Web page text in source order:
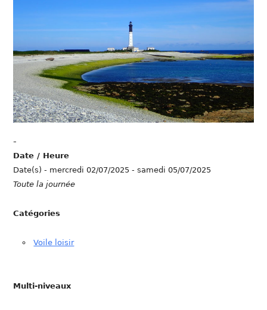
-
Date / Heure
Date(s) - mercredi 02/07/2025 - samedi 05/07/2025
Toute la journée
Catégories
Voile loisir
Multi-niveaux